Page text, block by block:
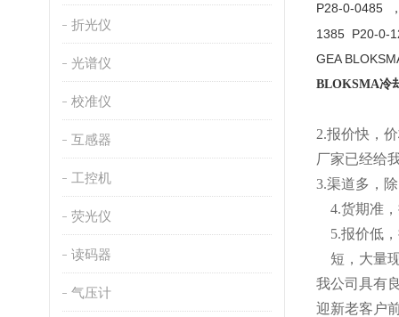
折光仪
光谱仪
校准仪
互感器
工控机
荧光仪
读码器
气压计
P28-0-0485
1385 P20-0-
GEA
BLOKSMA冷
2.报价快，
厂家已经给
3.渠道多，
4.货期准
5.报价低
短 ， 大量
我公司具有
迎新老客户